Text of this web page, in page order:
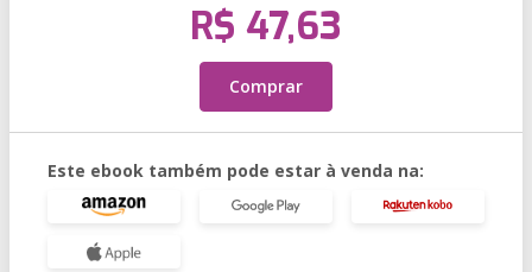
R$ 47,63
Comprar
Este ebook também pode estar à venda na: